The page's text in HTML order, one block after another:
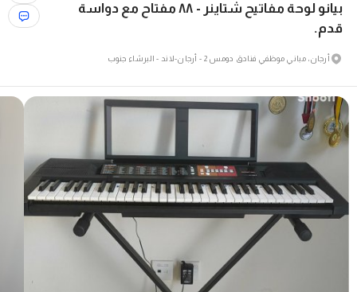
بيانو لوحة مفاتيح شتاينر - ٨٨ مفتاح مع دواسة
قدم.
أرجان، مباني موظفي فنادق دومس 2 - أرجان-لاند - البرشاء جنوب